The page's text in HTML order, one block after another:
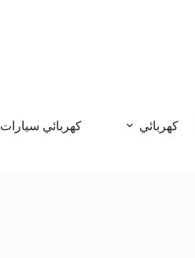
كهربائي كهربائي سيارات